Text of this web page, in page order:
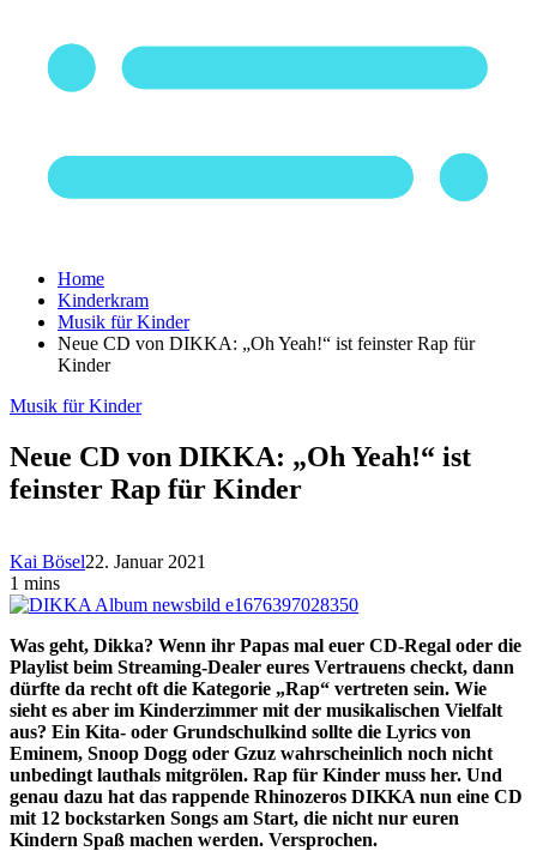
Home
Kinderkram
Musik für Kinder
Neue CD von DIKKA: „Oh Yeah!“ ist feinster Rap für
Kinder
Musik für Kinder
Neue CD von DIKKA: „Oh Yeah!“ ist
feinster Rap für Kinder
Kai Bösel22. Januar 2021
1 mins
Was geht, Dikka? Wenn ihr Papas mal euer CD-Regal oder die
Playlist beim Streaming-Dealer eures Vertrauens checkt, dann
dürfte da recht oft die Kategorie „Rap“ vertreten sein. Wie
sieht es aber im Kinderzimmer mit der musikalischen Vielfalt
aus? Ein Kita- oder Grundschulkind sollte die Lyrics von
Eminem, Snoop Dogg oder Gzuz wahrscheinlich noch nicht
unbedingt lauthals mitgrölen. Rap für Kinder muss her. Und
genau dazu hat das rappende Rhinozeros DIKKA nun eine CD
mit 12 bockstarken Songs am Start, die nicht nur euren
Kindern Spaß machen werden. Versprochen.